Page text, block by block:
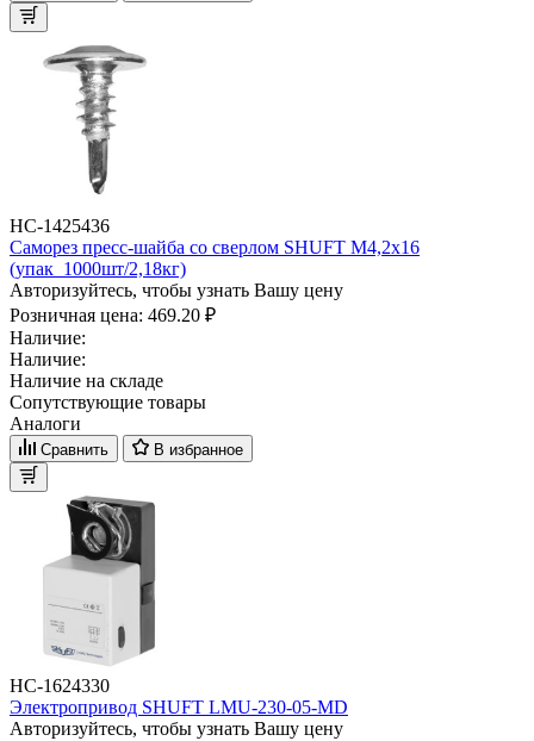
НС-1425436
Саморез пресс-шайба со сверлом SHUFT М4,2x16
(упак_1000шт/2,18кг)
Авторизуйтесь, чтобы узнать Вашу цену
Розничная цена: 469.20 ₽
Наличие:
Наличие:
Наличие на складе
Сопутствующие товары
Аналоги
Сравнить В избранное
НС-1624330
Электропривод SHUFT LMU-230-05-MD
Авторизуйтесь, чтобы узнать Вашу цену